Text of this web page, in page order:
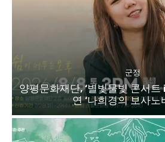
군정
양평문화재단, ‘별빛물빛 콘서트
연 ‘나희경의 보사노